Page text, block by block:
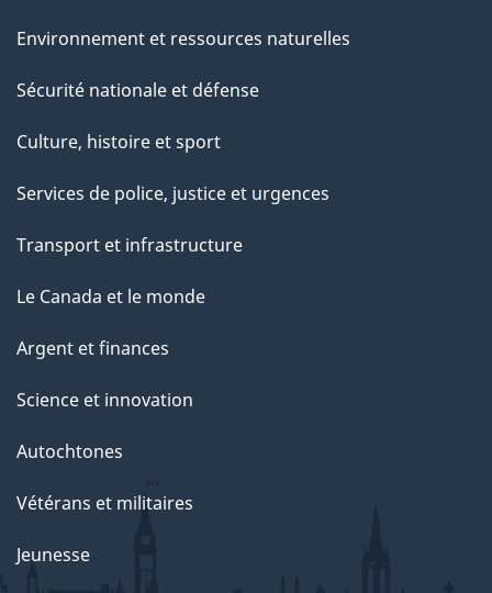
Environnement et ressources naturelles
Sécurité nationale et défense
Culture, histoire et sport
Services de police, justice et urgences
Transport et infrastructure
Le Canada et le monde
Argent et finances
Science et innovation
Autochtones
Vétérans et militaires
Jeunesse